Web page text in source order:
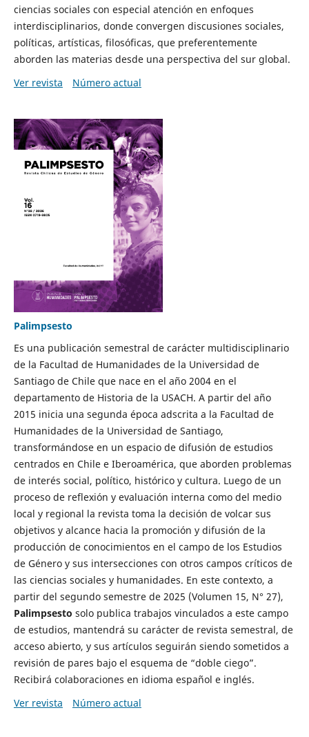
ciencias sociales con especial atención en enfoques
interdisciplinarios, donde convergen discusiones sociales,
políticas, artísticas, filosóficas, que preferentemente
aborden las materias desde una perspectiva del sur global.
Ver revista
Número actual
Palimpsesto
Es una publicación semestral de carácter multidisciplinario
de la Facultad de Humanidades de la Universidad de
Santiago de Chile que nace en el año 2004 en el
departamento de Historia de la USACH. A partir del año
2015 inicia una segunda época adscrita a la Facultad de
Humanidades de la Universidad de Santiago,
transformándose en un espacio de difusión de estudios
centrados en Chile e Iberoamérica, que aborden problemas
de interés social, político, histórico y cultura. Luego de un
proceso de reflexión y evaluación interna como del medio
local y regional la revista toma la decisión de volcar sus
objetivos y alcance hacia la promoción y difusión de la
producción de conocimientos en el campo de los Estudios
de Género y sus intersecciones con otros campos críticos de
las ciencias sociales y humanidades. En este contexto, a
partir del segundo semestre de 2025 (Volumen 15, N° 27),
Palimpsesto solo publica trabajos vinculados a este campo
de estudios, mantendrá su carácter de revista semestral, de
acceso abierto, y sus artículos seguirán siendo sometidos a
revisión de pares bajo el esquema de “doble ciego”.
Recibirá colaboraciones en idioma español e inglés.
Ver revista
Número actual